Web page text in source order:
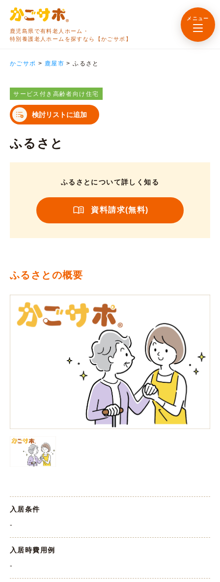
鹿児島県で有料老人ホーム・
特別養護老人ホームを探すなら【かごサポ】
メニュー
かごサポ > 鹿屋市 >ふるさと
サービス付き高齢者向け住宅
検討リストに追加
ふるさと
ふるさとについて詳しく知る
資料請求(無料)
ふるさとの概要
入居条件
-
入居時費用例
-